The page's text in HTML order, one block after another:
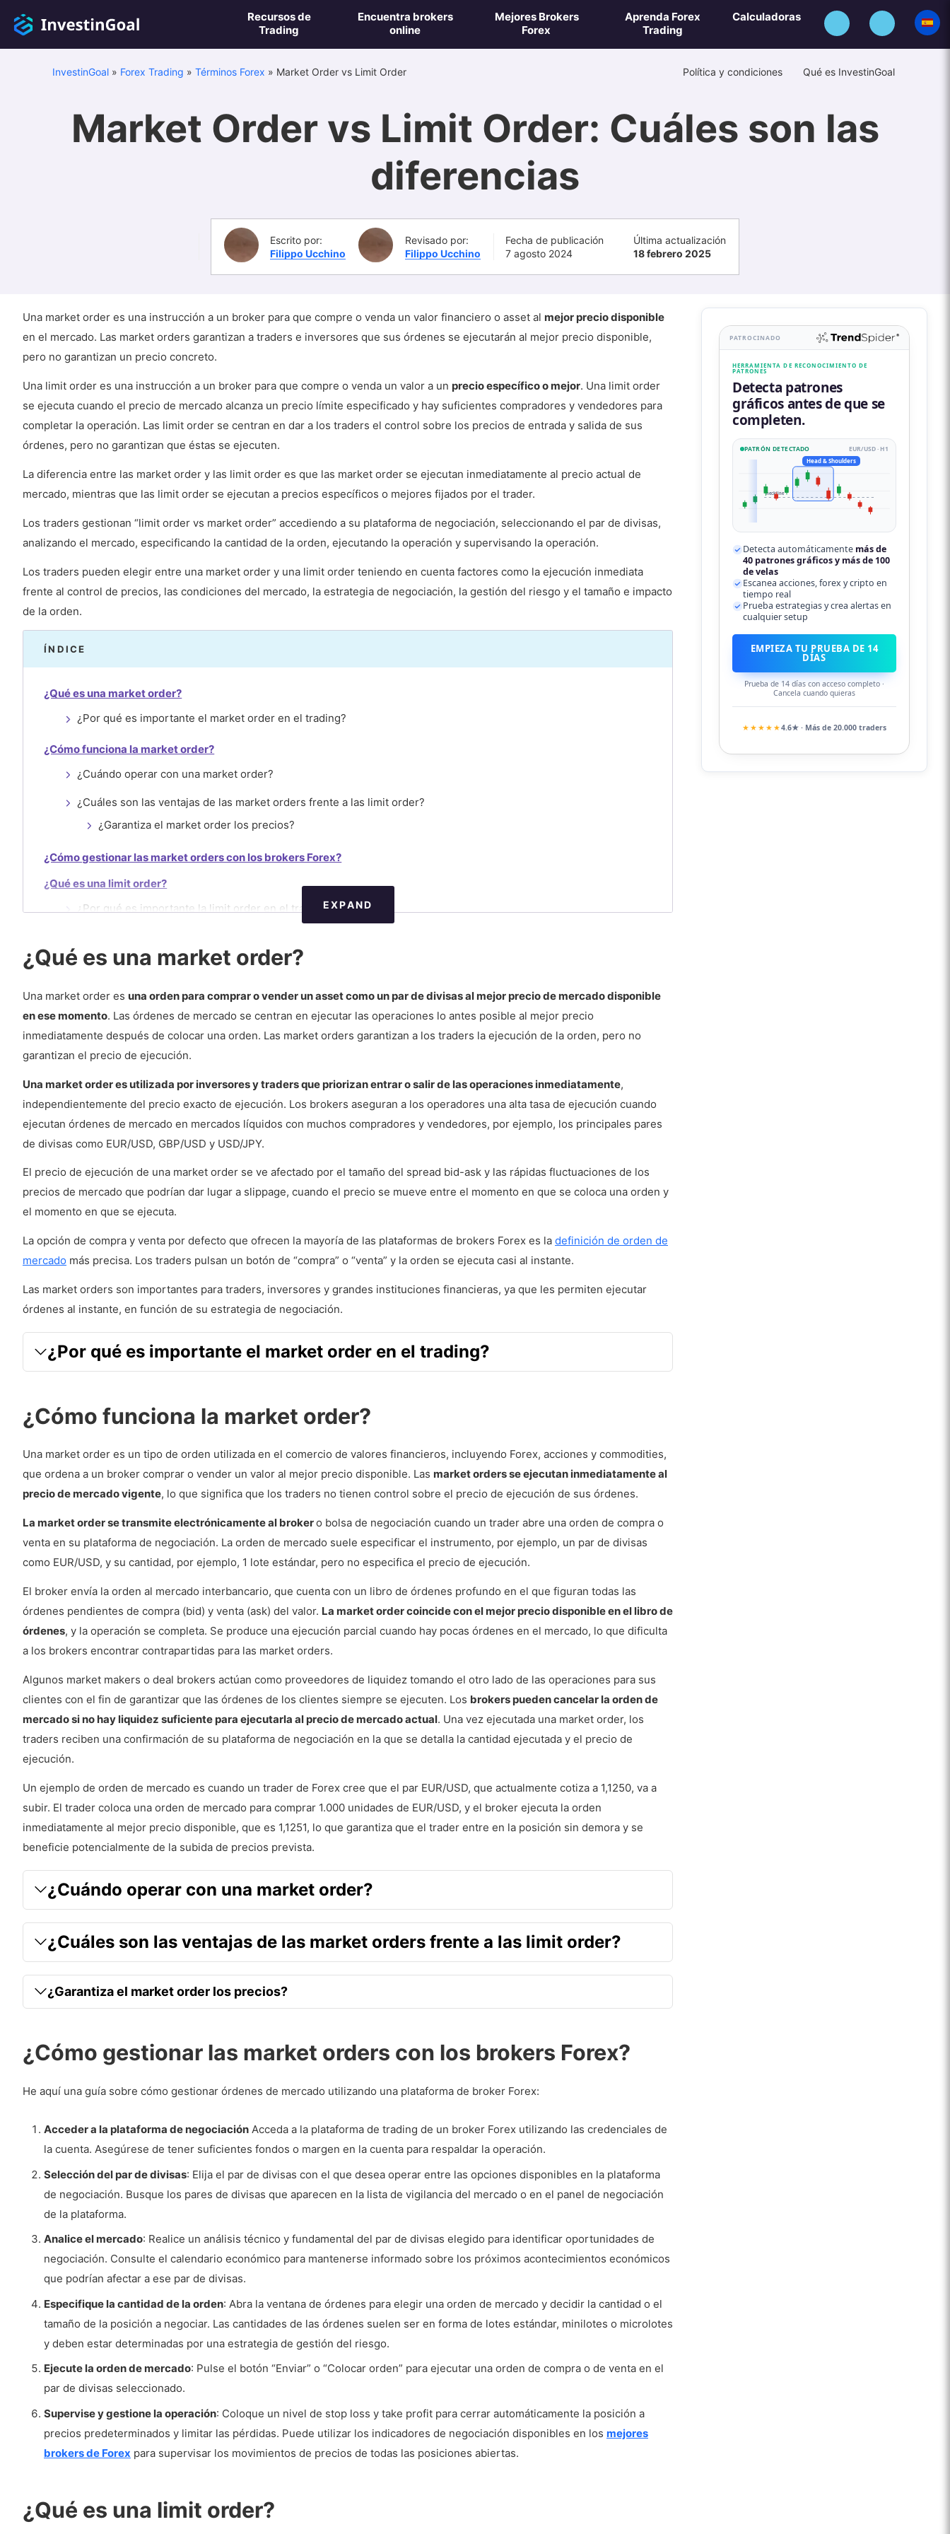
Recursos de
Trading
Encuentra brokers
online
Mejores Brokers
Forex
Aprenda Forex
Trading
Calculadoras
Política y condiciones Qué es InvestinGoal
InvestinGoal» Forex Trading » Términos Forex » Market Order vs Limit Order
Market Order vs Limit Order: Cuáles son las
diferencias
Escrito por:
Filippo Ucchino
Revisado por:
Filippo Ucchino
Fecha de publicación
7 agosto 2024
Última actualización
18 febrero 2025
Una market order es una instrucción a un broker para que compre o venda un valor financiero o asset al mejor precio disponible
en el mercado. Las market orders garantizan a traders e inversores que sus órdenes se ejecutarán al mejor precio disponible,
pero no garantizan un precio concreto.
Una limit order es una instrucción a un broker para que compre o venda un valor a un precio específico o mejor. Una limit order
se ejecuta cuando el precio de mercado alcanza un precio límite especificado y hay suficientes compradores y vendedores para
completar la operación. Las limit order se centran en dar a los traders el control sobre los precios de entrada y salida de sus
órdenes, pero no garantizan que éstas se ejecuten.
La diferencia entre las market order y las limit order es que las market order se ejecutan inmediatamente al precio actual de
mercado, mientras que las limit order se ejecutan a precios específicos o mejores fijados por el trader.
Los traders gestionan “limit order vs market order” accediendo a su plataforma de negociación, seleccionando el par de divisas,
analizando el mercado, especificando la cantidad de la orden, ejecutando la operación y supervisando la operación.
Los traders pueden elegir entre una market order y una limit order teniendo en cuenta factores como la ejecución inmediata
frente al control de precios, las condiciones del mercado, la estrategia de negociación, la gestión del riesgo y el tamaño e impacto
de la orden.
ÍNDICE
¿Qué es una market order?
¿Por qué es importante el market order en el trading?
¿Cómo funciona la market order?
¿Cuándo operar con una market order?
¿Cuáles son las ventajas de las market orders frente a las limit order?
¿Garantiza el market order los precios?
¿Cómo gestionar las market orders con los brokers Forex?
¿Qué es una limit order?
¿Por qué es importante la limit order en el trading?
¿Cuándo operar con una limit order?
¿Cuáles son las ventajas de las limit order frente a las market order?
¿Cómo gestionar las limit order con los brokers Forex?
¿Las limit order limitan los precios?
¿Cómo elegir entre market order y limit order?
¿La market order tiene prioridad sobre la limit order?
¿Es la limit order menos cara que la market order?
EXPAND
¿Qué es una market order?
Una market order es una orden para comprar o vender un asset como un par de divisas al mejor precio de mercado disponible
en ese momento. Las órdenes de mercado se centran en ejecutar las operaciones lo antes posible al mejor precio
inmediatamente después de colocar una orden. Las market orders garantizan a los traders la ejecución de la orden, pero no
garantizan el precio de ejecución.
Una market order es utilizada por inversores y traders que priorizan entrar o salir de las operaciones inmediatamente,
independientemente del precio exacto de ejecución. Los brokers aseguran a los operadores una alta tasa de ejecución cuando
ejecutan órdenes de mercado en mercados líquidos con muchos compradores y vendedores, por ejemplo, los principales pares
de divisas como EUR/USD, GBP/USD y USD/JPY.
El precio de ejecución de una market order se ve afectado por el tamaño del spread bid-ask y las rápidas fluctuaciones de los
precios de mercado que podrían dar lugar a slippage, cuando el precio se mueve entre el momento en que se coloca una orden y
el momento en que se ejecuta.
La opción de compra y venta por defecto que ofrecen la mayoría de las plataformas de brokers Forex es la definición de orden de
mercado más precisa. Los traders pulsan un botón de “compra” o “venta” y la orden se ejecuta casi al instante.
Las market orders son importantes para traders, inversores y grandes instituciones financieras, ya que les permiten ejecutar
órdenes al instante, en función de su estrategia de negociación.
¿Por qué es importante el market order en el trading?
¿Cómo funciona la market order?
Una market order es un tipo de orden utilizada en el comercio de valores financieros, incluyendo Forex, acciones y commodities,
que ordena a un broker comprar o vender un valor al mejor precio disponible. Las market orders se ejecutan inmediatamente al
precio de mercado vigente, lo que significa que los traders no tienen control sobre el precio de ejecución de sus órdenes.
La market order se transmite electrónicamente al brokero bolsa de negociación cuando un trader abre una orden de compra o
venta en su plataforma de negociación. La orden de mercado suele especificar el instrumento, por ejemplo, un par de divisas
como EUR/USD, y su cantidad, por ejemplo, 1 lote estándar, pero no especifica el precio de ejecución.
El broker envía la orden al mercado interbancario, que cuenta con un libro de órdenes profundo en el que figuran todas las
órdenes pendientes de compra (bid) y venta (ask) del valor. La market order coincide con el mejor precio disponible en el libro de
órdenes, y la operación se completa. Se produce una ejecución parcial cuando hay pocas órdenes en el mercado, lo que dificulta
a los brokers encontrar contrapartidas para las market orders.
Algunos market makers o deal brokers actúan como proveedores de liquidez tomando el otro lado de las operaciones para sus
clientes con el fin de garantizar que las órdenes de los clientes siempre se ejecuten. Los brokers pueden cancelar la orden de
mercado si no hay liquidez suficiente para ejecutarla al precio de mercado actual. Una vez ejecutada una market order, los
traders reciben una confirmación de su plataforma de negociación en la que se detalla la cantidad ejecutada y el precio de
ejecución.
Un ejemplo de orden de mercado es cuando un trader de Forex cree que el par EUR/USD, que actualmente cotiza a 1,1250, va a
subir. El trader coloca una orden de mercado para comprar 1.000 unidades de EUR/USD, y el broker ejecuta la orden
inmediatamente al mejor precio disponible, que es 1,1251, lo que garantiza que el trader entre en la posición sin demora y se
beneficie potencialmente de la subida de precios prevista.
¿Cuándo operar con una market order?
¿Cuáles son las ventajas de las market orders frente a las limit order?
¿Garantiza el market order los precios?
¿Cómo gestionar las market orders con los brokers Forex?
He aquí una guía sobre cómo gestionar órdenes de mercado utilizando una plataforma de broker Forex:
Acceder a la plataforma de negociación Acceda a la plataforma de trading de un broker Forex utilizando las credenciales de
la cuenta. Asegúrese de tener suficientes fondos o margen en la cuenta para respaldar la operación.
Selección del par de divisas: Elija el par de divisas con el que desea operar entre las opciones disponibles en la plataforma
de negociación. Busque los pares de divisas que aparecen en la lista de vigilancia del mercado o en el panel de negociación
de la plataforma.
Analice el mercado: Realice un análisis técnico y fundamental del par de divisas elegido para identificar oportunidades de
negociación. Consulte el calendario económico para mantenerse informado sobre los próximos acontecimientos económicos
que podrían afectar a ese par de divisas.
Especifique la cantidad de la orden: Abra la ventana de órdenes para elegir una orden de mercado y decidir la cantidad o el
tamaño de la posición a negociar. Las cantidades de las órdenes suelen ser en forma de lotes estándar, minilotes o microlotes
y deben estar determinadas por una estrategia de gestión del riesgo.
Ejecute la orden de mercado: Pulse el botón “Enviar” o “Colocar orden” para ejecutar una orden de compra o de venta en el
par de divisas seleccionado.
Supervise y gestione la operación: Coloque un nivel de stop loss y take profit para cerrar automáticamente la posición a
precios predeterminados y limitar las pérdidas. Puede utilizar los indicadores de negociación disponibles en los mejores
brokers de Forex para supervisar los movimientos de precios de todas las posiciones abiertas.
¿Qué es una limit order?
PATROCINADO
HERRAMIENTA DE RECONOCIMIENTO DE
PATRONES
Detecta patrones
gráficos antes de que se
completen.
PATRÓN DETECTADO EUR/USD · H1
neckline
Head & Shoulders
Detecta automáticamente más de
40 patrones gráficos y más de 100
de velas
Escanea acciones, forex y cripto en
tiempo real
Prueba estrategias y crea alertas en
cualquier setup
EMPIEZA TU PRUEBA DE 14
DÍAS
Prueba de 14 días con acceso completo ·
Cancela cuando quieras
★★★★★4.6★ · Más de 20.000 traders